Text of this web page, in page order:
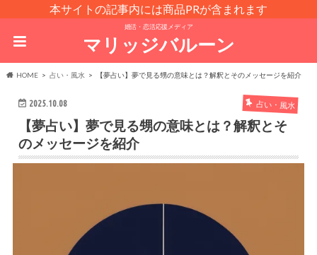
本サイトの記事内には商品PRが含まれます
婚活・恋活応援メディア
マリッジバルーン
HOME 占い・風水 【夢占い】夢で見る甥の意味とは？解釈とそのメッセージを紹介
2025.10.08 占い・風水
【夢占い】夢で見る甥の意味とは？解釈とそ
のメッセージを紹介